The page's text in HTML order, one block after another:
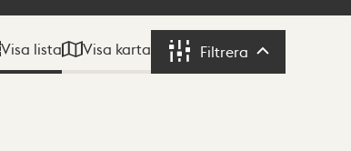
Visa lista Visa karta Filtrera Filtrera